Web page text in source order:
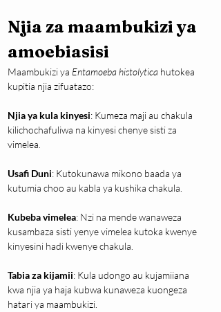
Njia za maambukizi ya
amoebiasisi
Maambukizi ya Entamoeba histolytica hutokea
kupitia njia zifuatazo:
Njia ya kula kinyesi: Kumeza maji au chakula
kilichochafuliwa na kinyesi chenye sisti za
vimelea.
Usafi Duni: Kutokunawa mikono baada ya
kutumia choo au kabla ya kushika chakula.
Kubeba vimelea: Nzi na mende wanaweza
kusambaza sisti yenye vimelea kutoka kwenye
kinyesini hadi kwenye chakula.
Tabia za kijamii: Kula udongo au kujamiiana
kwa njia ya haja kubwa kunaweza kuongeza
hatari ya maambukizi.